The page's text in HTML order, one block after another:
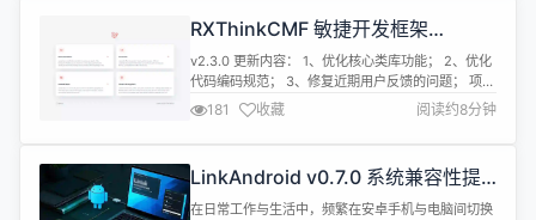
RXThinkCMF 敏捷开发框架
Laravel10+Layui 版本 v2.3.0 发布
v2.3.0 更新内容： 1、优化核心类库功能； 2、优化
代码编码规范； 3、修复近期用户反馈的问题； 项目
介绍 一款 PHP 语言基于 Laravel10.x、Layui、
MySQL 等框架精心打造的一款模块化、插件化、高
性能的前后端分离架构敏捷开发框架，可用于快速搭
发效率的初衷，框架自研了一套个性化的组件，实...
181 收藏 阅读约8分钟
LinkAndroid v0.7.0 系统兼容性提
升，底层基础库优化
在日常工作与生活中，频繁在安卓手机与电脑间切换